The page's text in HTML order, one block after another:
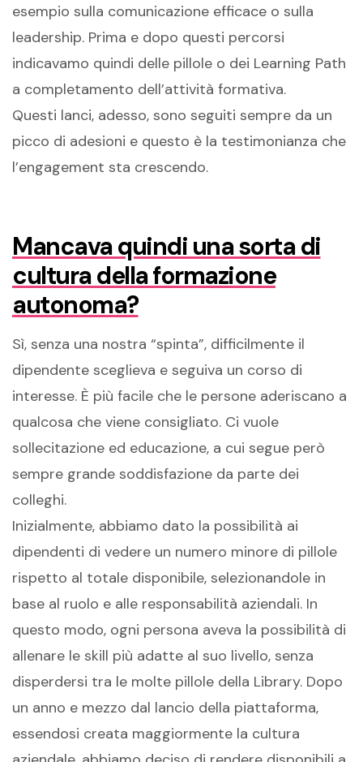
esempio sulla comunicazione efficace o sulla
leadership. Prima e dopo questi percorsi
indicavamo quindi delle pillole o dei Learning Path
a completamento dell’attività formativa.
Questi lanci, adesso, sono seguiti sempre da un
picco di adesioni e questo è la testimonianza che
l’engagement sta crescendo.
Mancava quindi una sorta di
cultura della formazione
autonoma?
Sì, senza una nostra “spinta”, difficilmente il
dipendente sceglieva e seguiva un corso di
interesse. È più facile che le persone aderiscano a
qualcosa che viene consigliato. Ci vuole
sollecitazione ed educazione, a cui segue però
sempre grande soddisfazione da parte dei
colleghi.
Inizialmente, abbiamo dato la possibilità ai
dipendenti di vedere un numero minore di pillole
rispetto al totale disponibile, selezionandole in
base al ruolo e alle responsabilità aziendali. In
questo modo, ogni persona aveva la possibilità di
allenare le skill più adatte al suo livello, senza
disperdersi tra le molte pillole della Library. Dopo
un anno e mezzo dal lancio della piattaforma,
essendosi creata maggiormente la cultura